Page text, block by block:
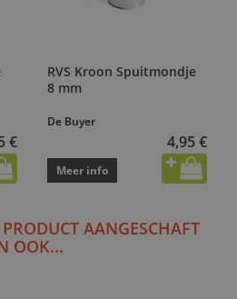
€
RVS Kroon Spuitmondje
8 mm
De Buyer
4,95 €
Meer info
AANGESCHAFT
OOK...